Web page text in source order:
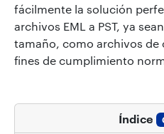
fácilmente la solución
archivos EML a PST, ya
tamaño, como archivos de
fines de cumplimiento
Índice